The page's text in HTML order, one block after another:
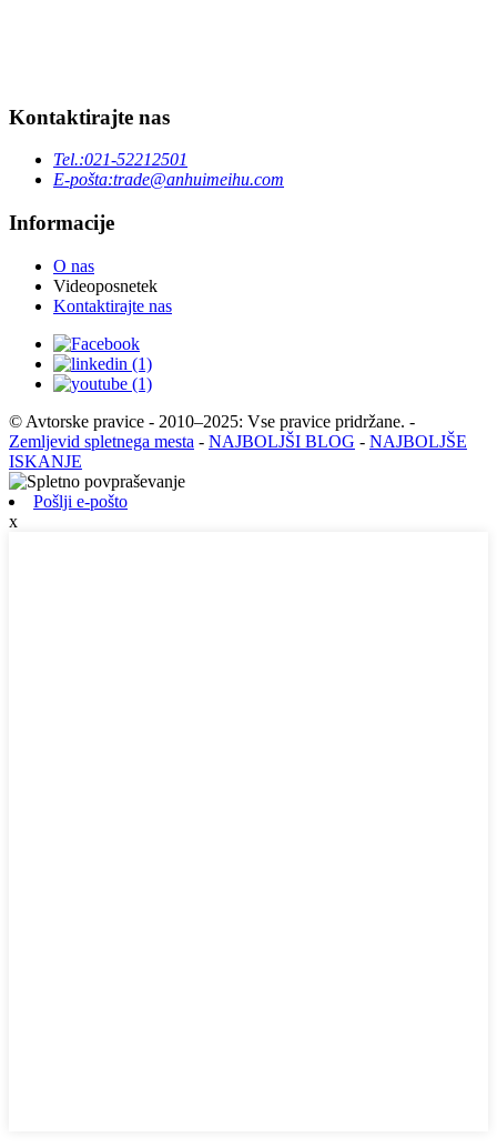
Kontaktirajte nas
Tel.:021-52212501
E-pošta:trade@anhuimeihu.com
Informacije
O nas
Videoposnetek
Kontaktirajte nas
© Avtorske pravice - 2010–2025: Vse pravice pridržane. -
Zemljevid spletnega mesta - NAJBOLJŠI BLOG - NAJBOLJŠE
ISKANJE
Pošlji e-pošto
x